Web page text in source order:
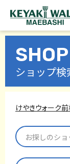
ショップ検
けやきウォーク